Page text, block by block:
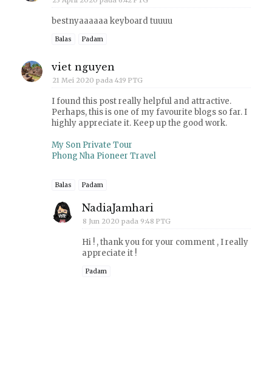
bestnyaaaaaa keyboard tuuuu
Balas Padam
viet nguyen
21 Mei 2020 pada 4:19 PTG
I found this post really helpful and attractive.
Perhaps, this is one of my favourite blogs so far. I
highly appreciate it. Keep up the good work.
My Son Private Tour
Phong Nha Pioneer Travel
Balas Padam
NadiaJamhari
8 Jun 2020 pada 9:48 PTG
Hi ! , thank you for your comment , I really
appreciate it !
Padam